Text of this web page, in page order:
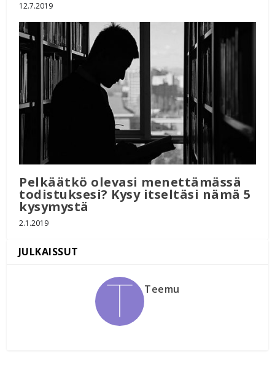
12.7.2019
Pelkäätkö olevasi menettämässä
todistuksesi? Kysy itseltäsi nämä 5
kysymystä
2.1.2019
Teemu